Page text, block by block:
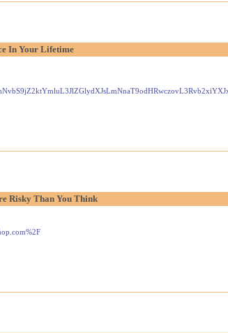
In Your Lifetime
Risky Than You Think